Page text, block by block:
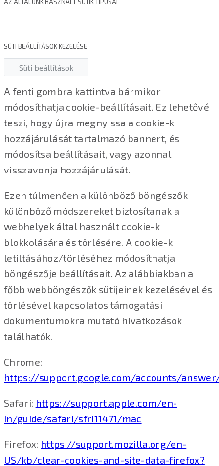
AZ ÁLTALUNK HASZNÁLT SÜTIK TÍPUSAI
SÜTI BEÁLLÍTÁSOK KEZELÉSE
Süti beállítások
A fenti gombra kattintva bármikor
módosíthatja cookie-beállításait. Ez lehetővé
teszi, hogy újra megnyissa a cookie-k
hozzájárulását tartalmazó bannert, és
módosítsa beállításait, vagy azonnal
visszavonja hozzájárulását.
Ezen túlmenően a különböző böngészők
különböző módszereket biztosítanak a
webhelyek által használt cookie-k
blokkolására és törlésére. A cookie-k
letiltásához/törléséhez módosíthatja
böngészője beállításait. Az alábbiakban a
főbb webböngészők sütijeinek kezelésével és
törlésével kapcsolatos támogatási
dokumentumokra mutató hivatkozások
találhatók.
Chrome:
https://support.google.com/accounts/
Safari: https://support.apple.com/en-
in/guide/safari/sfri11471/mac
Firefox: https://support.mozilla.org/en-
US/kb/clear-cookies-and-site-data-firefox?